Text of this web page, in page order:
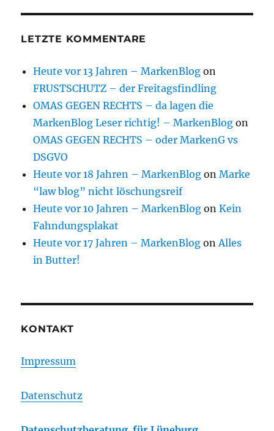
LETZTE KOMMENTARE
Heute vor 13 Jahren – MarkenBlog on
FRUSTSCHUTZ – der Freitagsfindling
OMAS GEGEN RECHTS – da lagen die
MarkenBlog Leser richtig! – MarkenBlog on
OMAS GEGEN RECHTS – oder MarkenG vs
DSGVO
Heute vor 18 Jahren – MarkenBlog onMarke
“law blog” nicht löschungsreif
Heute vor 10 Jahren – MarkenBlog onKein
Fahndungsplakat
Heute vor 17 Jahren – MarkenBlog onAlles
in Butter!
KONTAKT
Impressum
Datenschutz